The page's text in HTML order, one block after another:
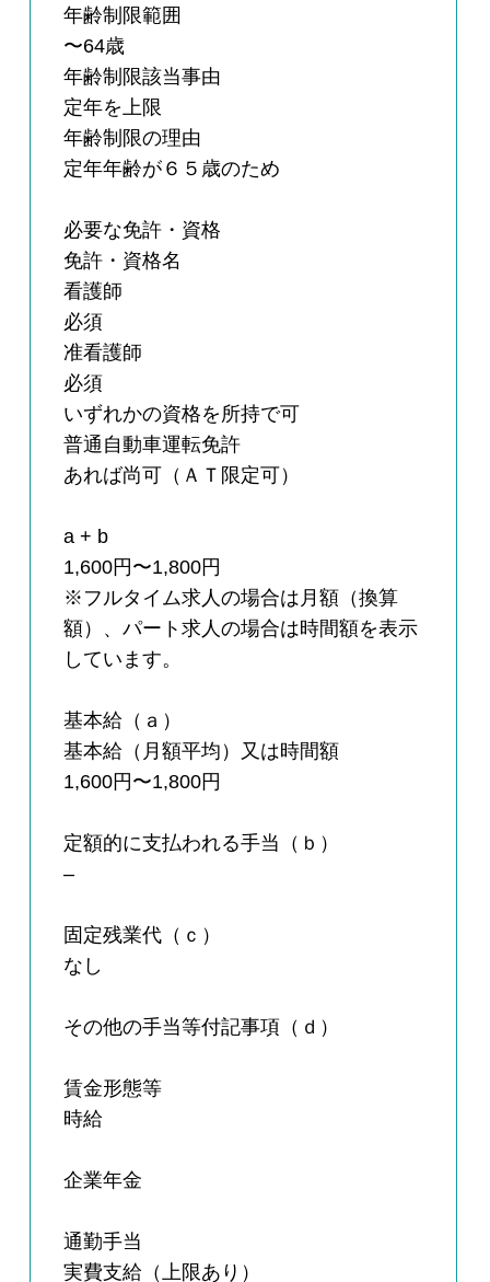
年齢制限範囲
〜64歳
年齢制限該当事由
定年を上限
年齢制限の理由
定年年齢が６５歳のため
必要な免許・資格
免許・資格名
看護師
必須
准看護師
必須
いずれかの資格を所持で可
普通自動車運転免許
あれば尚可（ＡＴ限定可）
a + b
1,600円〜1,800円
※フルタイム求人の場合は月額（換算
額）、パート求人の場合は時間額を表示
しています。
基本給（ａ）
基本給（月額平均）又は時間額
1,600円〜1,800円
定額的に支払われる手当（ｂ）
–
固定残業代（ｃ）
なし
その他の手当等付記事項（ｄ）
賃金形態等
時給
企業年金
通勤手当
実費支給（上限あり）